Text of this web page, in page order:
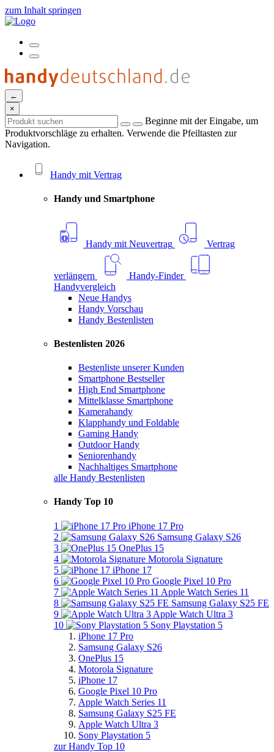
zum Inhalt springen
←
×
Beginne mit der Eingabe, um
Produktvorschläge zu erhalten. Verwende die Pfeiltasten zur
Navigation.
Handy mit Vertrag
Handy und Smartphone
Handy mit Neuvertrag Vertrag
verlängern
Handy-Finder
Handyvergleich
Neue Handys
Handy Vorschau
Handy Bestenlisten
Bestenlisten 2026
Bestenliste unserer Kunden
Smartphone Bestseller
High End Smartphone
Mittelklasse Smartphone
Kamerahandy
Klapphandy und Foldable
Gaming Handy
Outdoor Handy
Seniorenhandy
Nachhaltiges Smartphone
alle Handy Bestenlisten
Handy Top 10
1
iPhone 17 Pro
2
Samsung Galaxy S26
3
OnePlus 15
4
Motorola Signature
5
iPhone 17
6
Google Pixel 10 Pro
7
Apple Watch Series 11
8
Samsung Galaxy S25 FE
9
Apple Watch Ultra 3
10
Sony Playstation 5
iPhone 17 Pro
Samsung Galaxy S26
OnePlus 15
Motorola Signature
iPhone 17
Google Pixel 10 Pro
Apple Watch Series 11
Samsung Galaxy S25 FE
Apple Watch Ultra 3
Sony Playstation 5
zur Handy Top 10